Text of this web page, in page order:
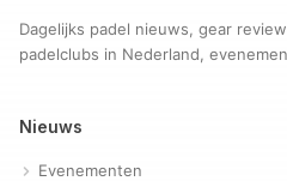
Dagelijks padel nieuws, gear
padelclubs in Nederland,
Nieuws
Evenementen